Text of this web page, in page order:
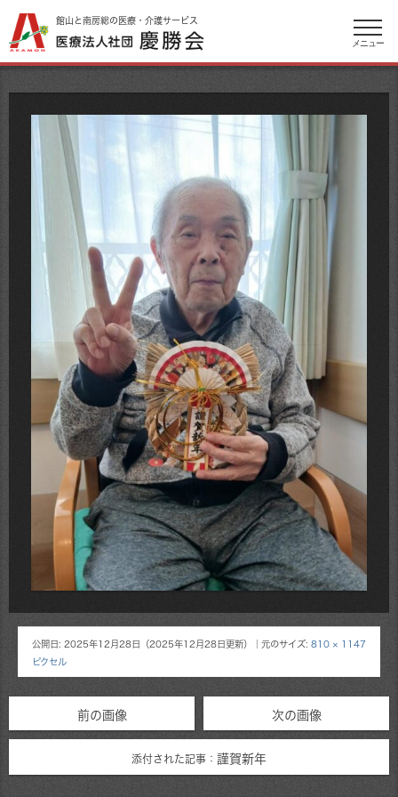
館山と南房総の医療・介護サービス
メニュー
公開日: 2025年12月28日 （2025年12月28日更新） ｜元のサイズ: 810 × 1147
ピクセル
前の画像 次の画像
添付された記事： 謹賀新年